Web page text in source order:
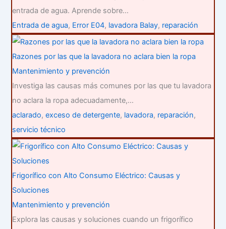
entrada de agua. Aprende sobre…
Entrada de agua, Error E04, lavadora Balay, reparación
Razones por las que la lavadora no aclara bien la ropa
Mantenimiento y prevención
Investiga las causas más comunes por las que tu lavadora
no aclara la ropa adecuadamente,…
aclarado,exceso de detergente, lavadora, reparación,
servicio técnico
Frigorífico con Alto Consumo Eléctrico: Causas y
Soluciones
Mantenimiento y prevención
Explora las causas y soluciones cuando un frigorífico